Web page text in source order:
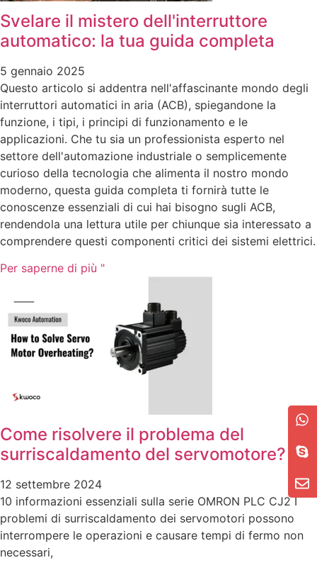
Svelare il mistero dell'interruttore
automatico: la tua guida completa
5 gennaio 2025
Questo articolo si addentra nell'affascinante mondo degli
interruttori automatici in aria (ACB), spiegandone la
funzione, i tipi, i principi di funzionamento e le
applicazioni. Che tu sia un professionista esperto nel
settore dell'automazione industriale o semplicemente
curioso della tecnologia che alimenta il nostro mondo
moderno, questa guida completa ti fornirà tutte le
conoscenze essenziali di cui hai bisogno sugli ACB,
rendendola una lettura utile per chiunque sia interessato a
comprendere questi componenti critici dei sistemi elettrici.
Per saperne di più "
Come risolvere il problema del
surriscaldamento del servomotore?
12 settembre 2024
10 informazioni essenziali sulla serie OMRON PLC CJ2 I
problemi di surriscaldamento dei servomotori possono
interrompere le operazioni e causare tempi di fermo non
necessari,